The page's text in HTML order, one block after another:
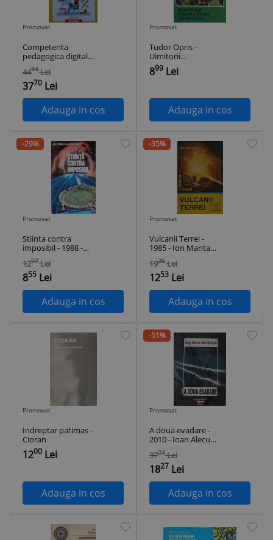
Promovat
Competenta
pedagogica digitala
- 2022 - Ion Ionescu
(red.) (@J23)
4494 Lei
3770 Lei
Adauga in cos
Promovat
Tudor Opris -
Uimitorii
producatori ai
naturii
899 Lei
Adauga in cos
-29%
Promovat
Stiinta contra
imposibil - 1988 -
Ion Vaduva-
Poenaru (Z213)
1207 Lei
855 Lei
Adauga in cos
-35%
Promovat
Vulcanii Terrei -
1985 - Ion Manta
(S317)
1926 Lei
1253 Lei
Adauga in cos
Promovat
Indreptar patimas -
Cioran
1200 Lei
Adauga in cos
-51%
Promovat
A doua evadare -
2010 - Ioan Alecu
Iacobuta (AE253)
3724 Lei
1827 Lei
Adauga in cos